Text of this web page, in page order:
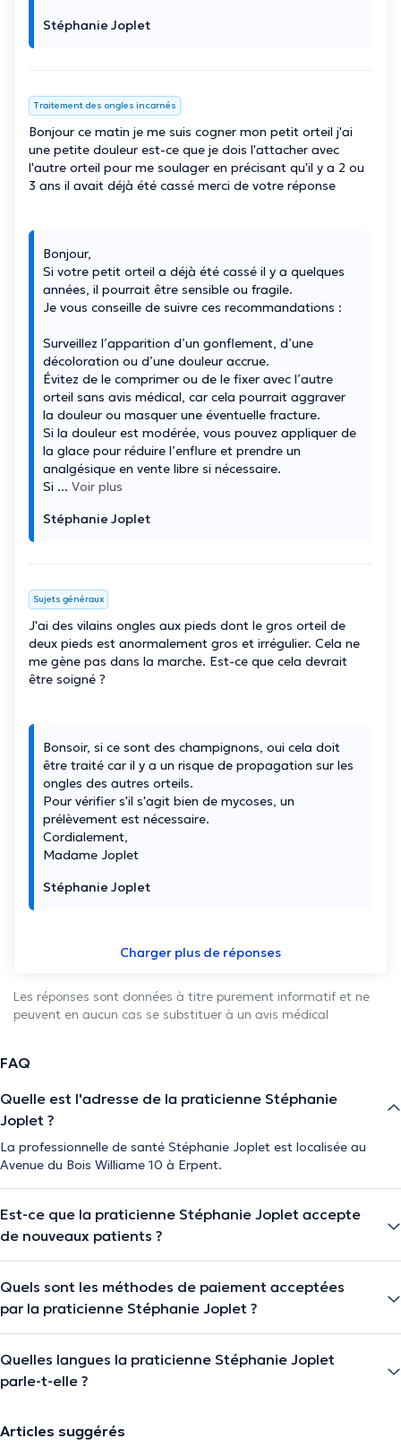
Stéphanie Joplet
Traitement des ongles incarnés
Bonjour ce matin je me suis cogner mon petit orteil j'ai
une petite douleur est-ce que je dois l'attacher avec
l'autre orteil pour me soulager en précisant qu'il y a 2 ou
3 ans il avait déjà été cassé merci de votre réponse
Bonjour,
Si votre petit orteil a déjà été cassé il y a quelques
années, il pourrait être sensible ou fragile.
Je vous conseille de suivre ces recommandations :
Surveillez l’apparition d’un gonflement, d’une
décoloration ou d’une douleur accrue.
Évitez de le comprimer ou de le fixer avec l’autre
orteil sans avis médical, car cela pourrait aggraver
la douleur ou masquer une éventuelle fracture.
Si la douleur est modérée, vous pouvez appliquer de
la glace pour réduire l’enflure et prendre un
analgésique en vente libre si nécessaire.
Si ... Voir plus
Stéphanie Joplet
Sujets généraux
J'ai des vilains ongles aux pieds dont le gros orteil de
deux pieds est anormalement gros et irrégulier. Cela ne
me gène pas dans la marche. Est-ce que cela devrait
être soigné ?
Bonsoir, si ce sont des champignons, oui cela doit
être traité car il y a un risque de propagation sur les
ongles des autres orteils.
Pour vérifier s'il s'agit bien de mycoses, un
prélèvement est nécessaire.
Cordialement,
Madame Joplet
Stéphanie Joplet
Charger plus de réponses
Les réponses sont données à titre purement informatif et ne
peuvent en aucun cas se substituer à un avis médical
FAQ
Quelle est l'adresse de la praticienne Stéphanie
Joplet ?
La professionnelle de santé Stéphanie Joplet est localisée au
Avenue du Bois Williame 10 à Erpent.
Est-ce que la praticienne Stéphanie Joplet accepte
de nouveaux patients ?
Quels sont les méthodes de paiement acceptées
par la praticienne Stéphanie Joplet ?
Quelles langues la praticienne Stéphanie Joplet
parle-t-elle ?
Articles suggérés